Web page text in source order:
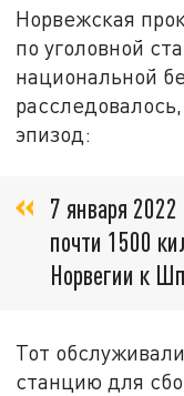
Норвежская
по уголовной
национальной
эпизод:
7 января
почти 1500
Норвегии к
Тот
станцию для